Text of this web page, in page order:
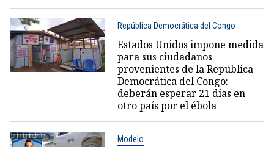
República Democrática del Congo
Estados Unidos impone medida
para sus ciudadanos
provenientes de la República
Democrática del Congo:
deberán esperar 21 días en
otro país por el ébola
Modelo